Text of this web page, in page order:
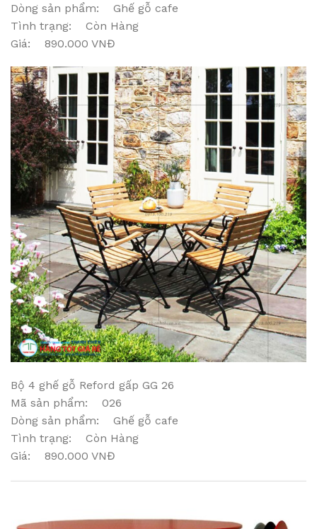
Dòng sản phẩm: Ghế gỗ cafe
Tình trạng: Còn Hàng
Giá: 890.000 VNĐ
Bộ 4 ghế gỗ Reford gấp GG 26
Mã sản phẩm: 026
Dòng sản phẩm: Ghế gỗ cafe
Tình trạng: Còn Hàng
Giá: 890.000 VNĐ